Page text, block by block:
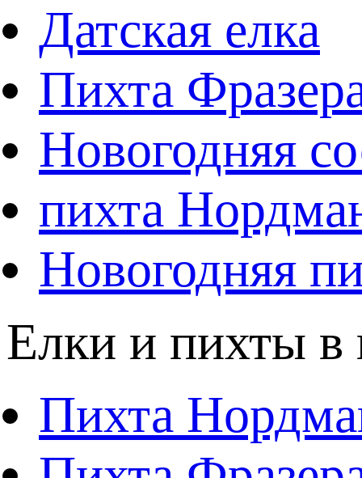
Датская елка
Пихта
Новогодняя
пихта
Новогодняя
Елки и пихты в
Пихта